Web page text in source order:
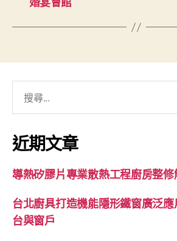
關
鍵
字:
近期文章
導熱矽膠片專業散熱工程廚房整
台北廚具打造機能隱形鐵窗廣泛
台與窗戶